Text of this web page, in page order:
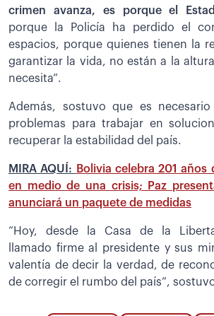
crimen avanza, es porque el
porque la Policía ha perdido el
espacios, porque quienes tienen la
garantizar la vida, no están a la
necesita”.
Además, sostuvo que es
problemas para trabajar en
recuperar la estabilidad del país.
MIRA AQUÍ:
Bolivia celebra 201 años
en medio de una crisis; Paz
anunciará un paquete de medidas
“Hoy, desde la Casa de la
llamado firme al presidente y sus
valentía de decir la verdad, de
de corregir el rumbo del país”,